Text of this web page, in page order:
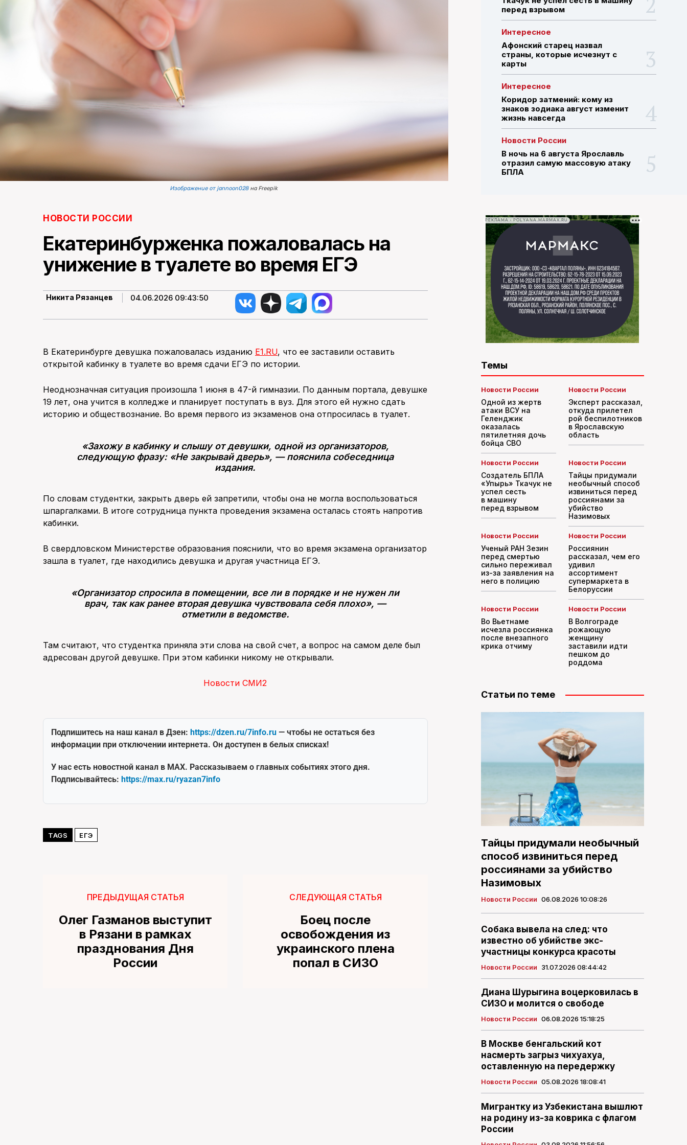
ПОИСК ПО САЙТУ
Изображение от jannoon028на Freepik
НОВОСТИ РОССИИ
Екатеринбурженка пожаловалась на
унижение в туалете во время ЕГЭ
Никита Рязанцев 04.06.2026 09:43:50
В Екатеринбурге девушка пожаловалась изданию E1.RU, что ее заставили оставить
открытой кабинку в туалете во время сдачи ЕГЭ по истории.
Неоднозначная ситуация произошла 1 июня в 47-й гимназии. По данным портала, девушке
19 лет, она учится в колледже и планирует поступать в вуз. Для этого ей нужно сдать
историю и обществознание. Во время первого из экзаменов она отпросилась в туалет.
«Захожу в кабинку и слышу от девушки, одной из организаторов,
следующую фразу: «Не закрывай дверь», — пояснила собеседница
издания.
По словам студентки, закрыть дверь ей запретили, чтобы она не могла воспользоваться
шпаргалками. В итоге сотрудница пункта проведения экзамена осталась стоять напротив
кабинки.
В свердловском Министерстве образования пояснили, что во время экзамена организатор
зашла в туалет, где находились девушка и другая участница ЕГЭ.
«Организатор спросила в помещении, все ли в порядке и не нужен ли
врач, так как ранее вторая девушка чувствовала себя плохо», —
отметили в ведомстве.
Там считают, что студентка приняла эти слова на свой счет, а вопрос на самом деле был
адресован другой девушке. При этом кабинки никому не открывали.
Новости СМИ2
Подпишитесь на наш канал в Дзен: https://dzen.ru/7info.ru — чтобы не остаться без
информации при отключении интернета. Он доступен в белых списках!
У нас есть новостной канал в MAX. Рассказываем о главных событиях этого дня.
Подписывайтесь: https://max.ru/ryazan7info
TAGS ЕГЭ
ПРЕДЫДУЩАЯ СТАТЬЯ
Олег Газманов выступит
в Рязани в рамках
празднования Дня
России
СЛЕДУЮЩАЯ СТАТЬЯ
Боец после
освобождения из
украинского плена
попал в СИЗО
перед взрывом
Интересное
Афонский старец назвал
страны, которые исчезнут с
карты
Интересное
Коридор затмений: кому из
знаков зодиака август изменит
жизнь навсегда
Новости России
В ночь на 6 августа Ярославль
отразил самую массовую атаку
БПЛА
РЕКЛАМА • POLYANA.MARMAX.RU
Темы
Новости России
Одной из жертв
атаки ВСУ на
Геленджик
оказалась
пятилетняя дочь
бойца СВО
Новости России
Эксперт рассказал,
откуда прилетел
рой беспилотников
в Ярославскую
область
Новости России
Создатель БПЛА
«Упырь» Ткачук не
успел сесть
в машину
перед взрывом
Новости России
Тайцы придумали
необычный способ
извиниться перед
россиянами за
убийство
Назимовых
Новости России
Ученый РАН Зезин
перед смертью
сильно переживал
из-за заявления на
него в полицию
Новости России
Россиянин
рассказал, чем его
удивил
ассортимент
супермаркета в
Белоруссии
Новости России
Во Вьетнаме
исчезла россиянка
после внезапного
крика отчиму
Новости России
В Волгограде
рожающую
женщину
заставили идти
пешком до
роддома
Статьи по теме
Тайцы придумали необычный
способ извиниться перед
россиянами за убийство
Назимовых
Новости России 06.08.2026 10:08:26
Собака вывела на след: что
известно об убийстве экс-
участницы конкурса красоты
Новости России 31.07.2026 08:44:42
Диана Шурыгина воцерковилась в
СИЗО и молится о свободе
Новости России 06.08.2026 15:18:25
В Москве бенгальский кот
насмерть загрыз чихуахуа,
оставленную на передержку
Новости России 05.08.2026 18:08:41
Мигрантку из Узбекистана вышлют
на родину из-за коврика с флагом
России